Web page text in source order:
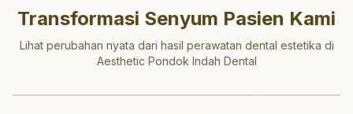
Transformasi Senyum Pasien Kami
Lihat perubahan nyata dari hasil perawatan dental estetika di
Aesthetic Pondok Indah Dental